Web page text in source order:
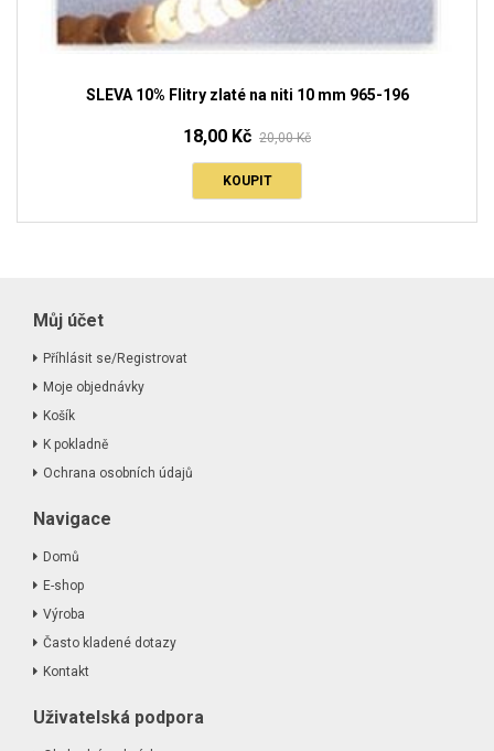
SLEVA 10% Flitry zlaté na niti 10 mm 965-196
18,00 Kč 20,00 Kč
KOUPIT
Můj účet
Příhlásit se/Registrovat
Moje objednávky
Košík
K pokladně
Ochrana osobních údajů
Navigace
Domů
E-shop
Výroba
Často kladené dotazy
Kontakt
Uživatelská podpora